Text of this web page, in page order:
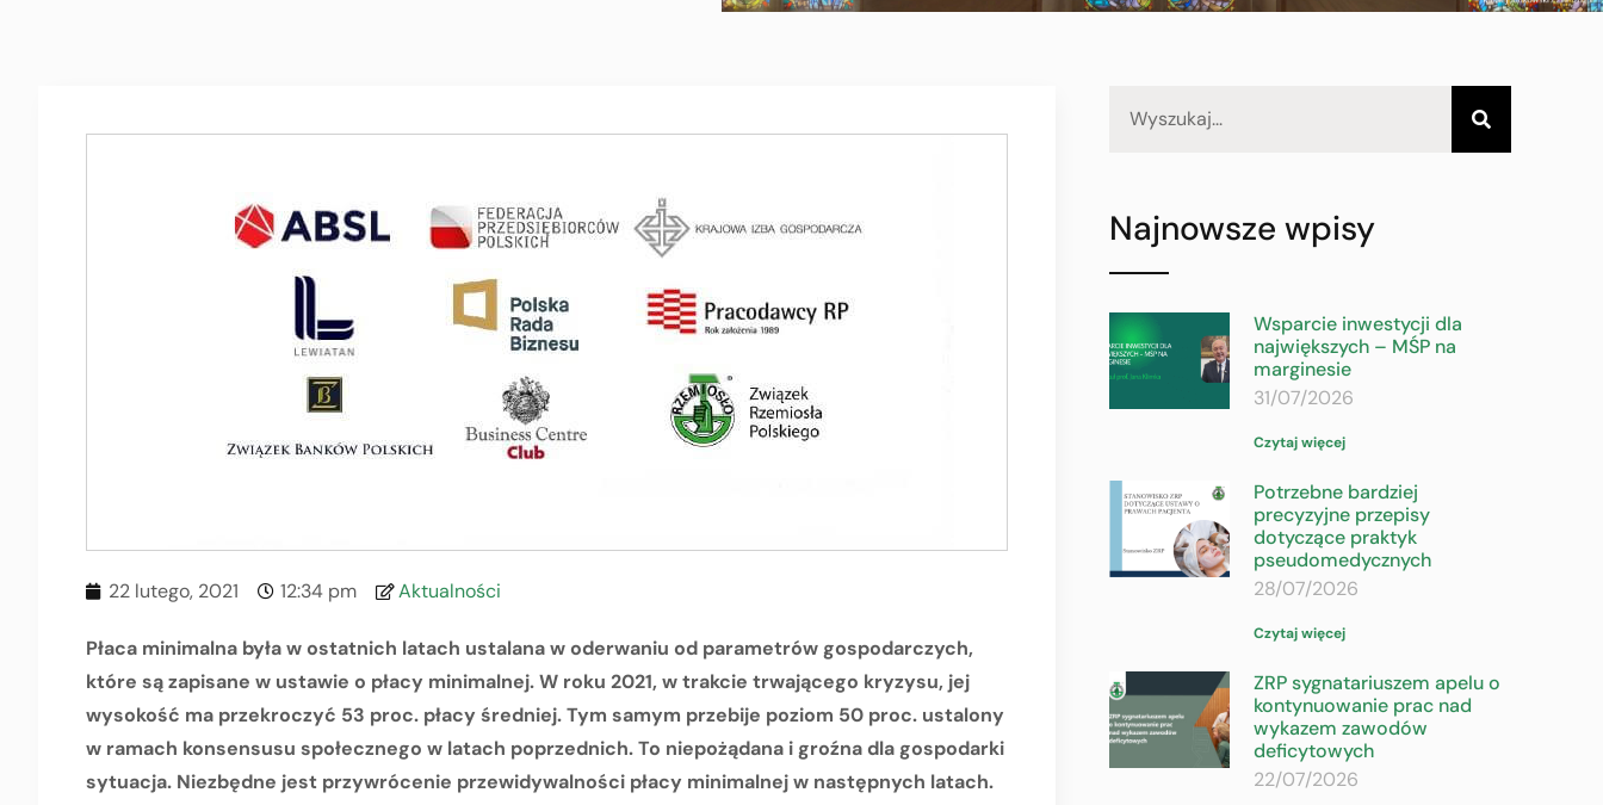
22 lutego, 2021 12:34 pm Aktualności
Płaca minimalna była w ostatnich latach ustalana w oderwaniu od parametrów gospodarczych,
które są zapisane w ustawie o płacy minimalnej. W roku 2021, w trakcie trwającego kryzysu, jej
wysokość ma przekroczyć 53 proc. płacy średniej. Tym samym przebije poziom 50 proc. ustalony
w ramach konsensusu społecznego w latach poprzednich. To niepożądana i groźna dla gospodarki
sytuacja. Niezbędne jest przywrócenie przewidywalności płacy minimalnej w następnych latach.
Najnowsze wpisy
Wsparcie inwestycji dla
największych – MŚP na
marginesie
31/07/2026
Czytaj więcej
Potrzebne bardziej
precyzyjne przepisy
dotyczące praktyk
pseudomedycznych
28/07/2026
Czytaj więcej
ZRP sygnatariuszem apelu o
kontynuowanie prac nad
wykazem zawodów
deficytowych
22/07/2026